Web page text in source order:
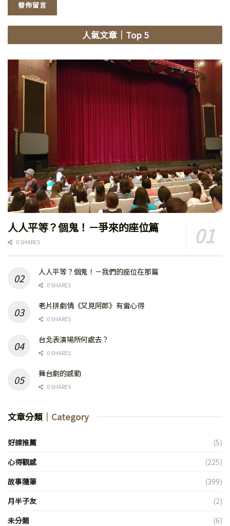
人氣文章｜Top 5
人人平等？個鬼！－爭來的座位篇
0 SHARES
人人平等？個鬼！－我們的座位在那篇
0 SHARES
老片拼劇情《又見阿郎》有雷心得
0 SHARES
台北表演場所何處去？
0 SHARES
舞台劇的感動
0 SHARES
文章分類 ｜Category
好課推薦
(5)
心得觀感
(225)
故事隨筆
(399)
月半子友
(2)
未分類
(6)